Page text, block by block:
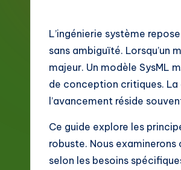
L’ingénierie système
sans ambiguïté. Lorsqu’un
majeur. Un modèle SysML
de conception critiques. La
l’avancement réside
Ce guide explore les
robuste. Nous
selon les besoins